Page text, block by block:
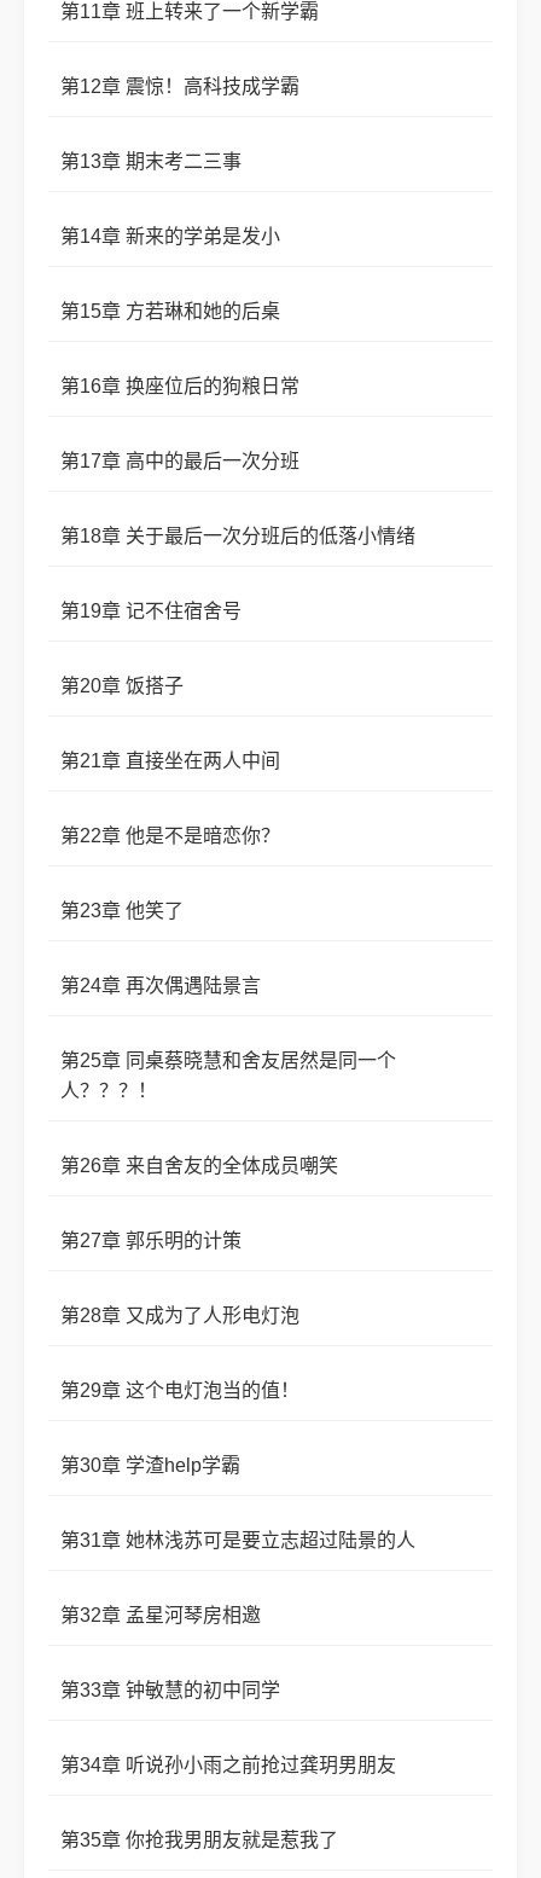
第11章 班上转来了一个新学霸
第12章 震惊！高科技成学霸
第13章 期末考二三事
第14章 新来的学弟是发小
第15章 方若琳和她的后桌
第16章 换座位后的狗粮日常
第17章 高中的最后一次分班
第18章 关于最后一次分班后的低落小情绪
第19章 记不住宿舍号
第20章 饭搭子
第21章 直接坐在两人中间
第22章 他是不是暗恋你？
第23章 他笑了
第24章 再次偶遇陆景言
第25章 同桌蔡晓慧和舍友居然是同一个
人？？？！
第26章 来自舍友的全体成员嘲笑
第27章 郭乐明的计策
第28章 又成为了人形电灯泡
第29章 这个电灯泡当的值！
第30章 学渣help学霸
第31章 她林浅苏可是要立志超过陆景的人
第32章 孟星河琴房相邀
第33章 钟敏慧的初中同学
第34章 听说孙小雨之前抢过龚玥男朋友
第35章 你抢我男朋友就是惹我了